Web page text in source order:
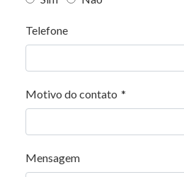
Telefone
Motivo do contato *
Mensagem